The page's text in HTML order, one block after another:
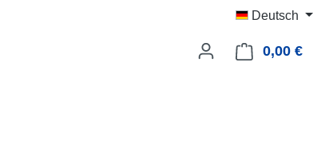
Deutsch
0,00 €